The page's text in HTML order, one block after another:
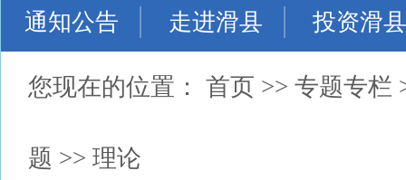
通知公告 走进滑县 投资滑县
您现在的位置： 首页 >> 专题专栏
题 >> 理论